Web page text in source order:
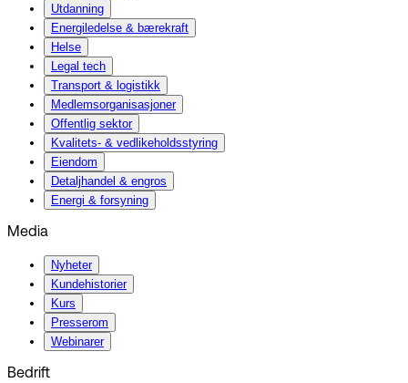
Utdanning
Energiledelse & bærekraft
Helse
Legal tech
Transport & logistikk
Medlemsorganisasjoner
Offentlig sektor
Kvalitets- & vedlikeholdsstyring
Eiendom
Detaljhandel & engros
Energi & forsyning
Media
Nyheter
Kundehistorier
Kurs
Presserom
Webinarer
Bedrift